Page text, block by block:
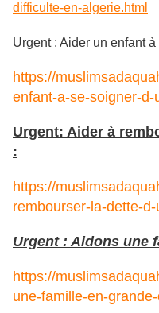
difficulte-en-algerie.html
Urgent : Aider un enfant
https://
enfant-a-se-soigner-d-
Urgent: Aider à
:
https://
rembourser-la-dette-d-
Urgent : Aidons une
https://
une-famille-en-